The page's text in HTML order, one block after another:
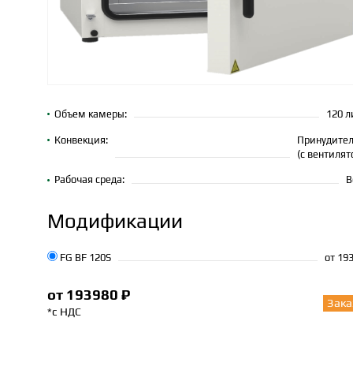
Объем камеры: 120
Конвекция:
(с
Рабочая среда:
Модификации
FG BF 120S от
от 193980 ₽
*с НДС